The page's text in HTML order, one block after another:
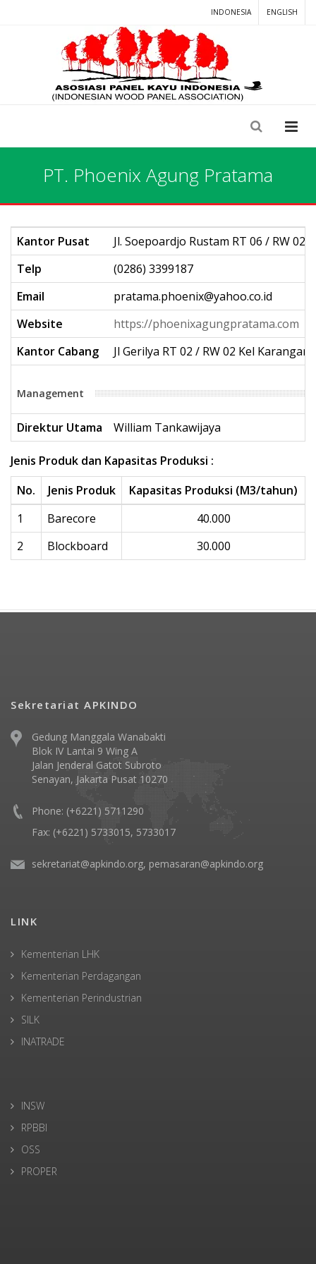
INDONESIA ENGLISH
PT. Phoenix Agung Pratama
Kantor Pusat
Jl. Soepoardjo Rustam RT 06 / RW
Telp
(0286) 3399187
Email
pratama.phoenix@yahoo.co.id
Website
https://phoenixagungpratama.com
Kantor Cabang
Jl Gerilya RT 02 / RW 02 Kel
Management
Direktur Utama William Tankawijaya
Jenis Produk dan Kapasitas Produksi :
No.
Jenis Produk
Kapasitas Produksi (M3/tahun)
1
Barecore
40.000
2
Blockboard 30.000
Sekretariat APKINDO
Gedung Manggala Wanabakti
Blok IV Lantai 9 Wing A
Jalan Jenderal Gatot Subroto
Senayan, Jakarta Pusat 10270
Phone: (+6221) 5711290
Fax: (+6221) 5733015, 5733017
sekretariat@apkindo.org, pemasaran@apkindo.org
LINK
Kementerian LHK
Kementerian Perdagangan
Kementerian Perindustrian
SILK
INATRADE
INSW
RPBBI
OSS
PROPER